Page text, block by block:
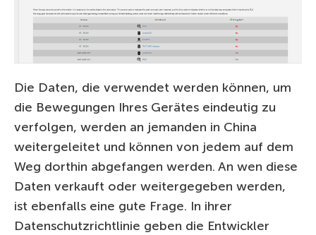
Die Daten, die verwendet werden können, um
die Bewegungen Ihres Gerätes eindeutig zu
verfolgen, werden an jemanden in China
weitergeleitet und können von jedem auf dem
Weg dorthin abgefangen werden. An wen diese
Daten verkauft oder weitergegeben werden,
ist ebenfalls eine gute Frage. In ihrer
Datenschutzrichtlinie geben die Entwickler